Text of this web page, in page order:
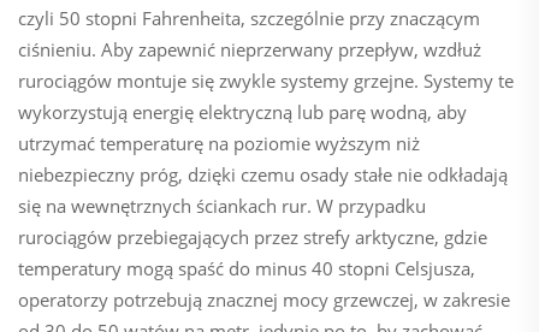
czyli 50 stopni Fahrenheita, szczególnie przy znaczącym
ciśnieniu. Aby zapewnić nieprzerwany przepływ, wzdłuż
rurociągów montuje się zwykle systemy grzejne. Systemy te
wykorzystują energię elektryczną lub parę wodną, aby
utrzymać temperaturę na poziomie wyższym niż
niebezpieczny próg, dzięki czemu osady stałe nie odkładają
się na wewnętrznych ściankach rur. W przypadku
rurociągów przebiegających przez strefy arktyczne, gdzie
temperatury mogą spaść do minus 40 stopni Celsjusza,
operatorzy potrzebują znacznej mocy grzewczej, w zakresie